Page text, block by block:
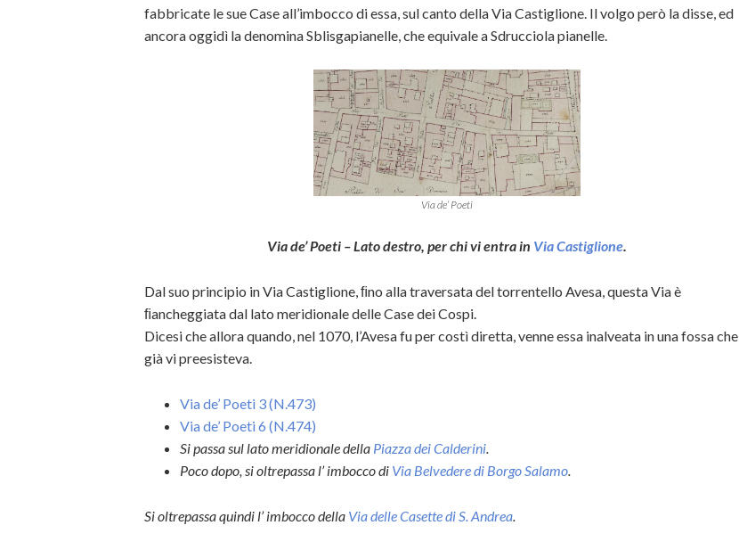
fabbricate le sue Case all’imbocco di essa, sul canto della Via Castiglione. Il volgo però la disse, ed
ancora oggidì la denomina Sblisgapianelle, che equivale a Sdrucciola pianelle.
Via de’ Poeti
Via de’ Poeti – Lato destro, per chi vi entra in Via Castiglione
Dal suo principio in Via Castiglione, ﬁno alla traversata del torrentello Avesa, questa Via è
ﬁancheggiata dal lato meridionale delle Case dei Cospi.
Dicesi che allora quando, nel 1070, l’Avesa fu per costì diretta, venne essa inalveata in una fossa che
già vi preesisteva.
Via de’ Poeti 3 (N.473)
Via de’ Poeti 6 (N.474)
Si passa sul lato meridionale della Piazza dei Calderini
Poco dopo, si oltrepassa l’ imbocco di Via Belvedere di Borgo Salamo
Si oltrepassa quindi l’ imbocco della Via delle Casette di S. Andrea